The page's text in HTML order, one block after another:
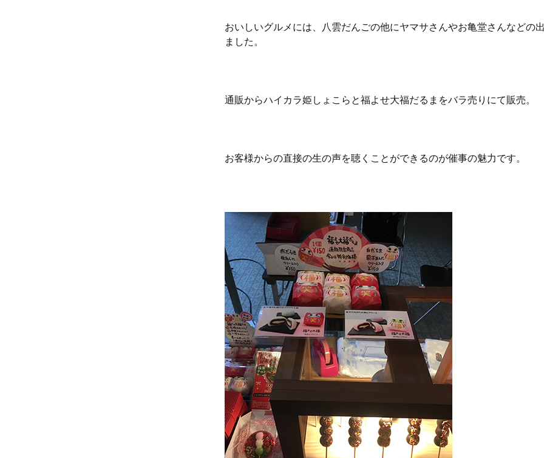
おいしいグルメには、八雲だんごの他にヤマサさんやお亀堂さんなどの
ました。
通販からハイカラ姫しょこらと福よせ大福だるまをバラ売りにて販売。
お客様からの直接の生の声を聴くことができるのが催事の魅力です。